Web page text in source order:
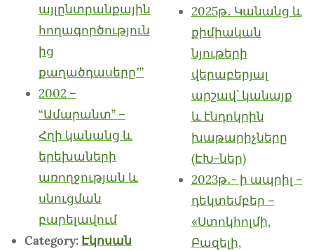
այլընտրանքային
հողագործություն
ից
քաղածդասերը՚”
2002 –
“Ամարանտ” –
Հղի կանանց և
երեխաների
առողջության և
սնուցման
բարելավում
Category: Էկոսան
2025թ․ Կանանց և
քիմիական
նյութերի
վերաբերյալ
արշավ՝ կանայք
և էնդոկրին
խաթարիչները
(ԷԽ-ներ)
2023թ․- ի ապրիլ –
դեկտեմբեր –
«Ստոկհոլմի,
Բազելի,